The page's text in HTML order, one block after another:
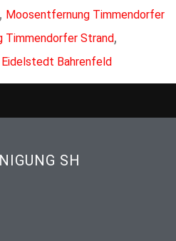
, Moosentfernung Timmendorfer
Timmendorfer Strand,
Bahrenfeld
SH